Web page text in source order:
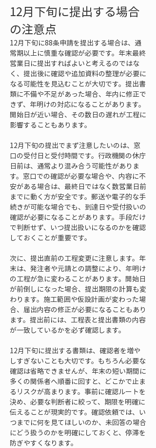
12月下旬に提出する場合
の注意点
12月下旬に88条申請を提出する場合は、通
常期以上に慎重な確認が必要です。年末最終
営業日に提出すればよいと考えるのではな
く、提出後に確認や追加資料の整理が必要に
なる可能性を見込むことが大切です。提出書
類に不備や不足があった場合、年内に修正で
きず、年明けの対応になることがあります。
開始日が近い場合、その数日の遅れが工程に
影響することもあります。
12月下旬の提出でまず注意したいのは、窓
口の受付日と受付時間です。行政機関の休庁
日前は、通常より混み合う可能性がありま
す。窓口での確認が必要な場合や、内容に不
安がある場合は、最終日ではなく数営業日前
までに動く方が安全です。郵送や電子的な手
続きが可能な場合でも、到達日や受付扱いの
確認が必要になることがあります。手段だけ
で判断せず、いつ提出扱いになるのかを確認
しておくことが重要です。
次に、提出直前の工程変更に注意します。年
末は、発注者や元請との調整により、年明け
の工程が急に変わることがあります。開始日
が前倒しになった場合、提出期限の計算も変
わります。施工範囲や仮設計画が変わった場
合、届出内容の修正が必要になることもあり
ます。提出前には、工程表と提出書類の内容
が一致しているかを必ず確認します。
12月下旬に提出する書類は、確認者を増や
しすぎないことも大切です。もちろん必要な
確認は省略できませんが、年末の短い期間に
多くの関係者へ順番に回すと、どこかで止ま
るリスクが高まります。事前に確認ルートを
決め、必要な判断者に絞って、期限を明確に
伝えることが現実的です。確認依頼では、い
つまでに何を見てほしいのか、未回答の場合
にどう扱うのかを明確にしておくと、停滞を
防ぎやすくなります。